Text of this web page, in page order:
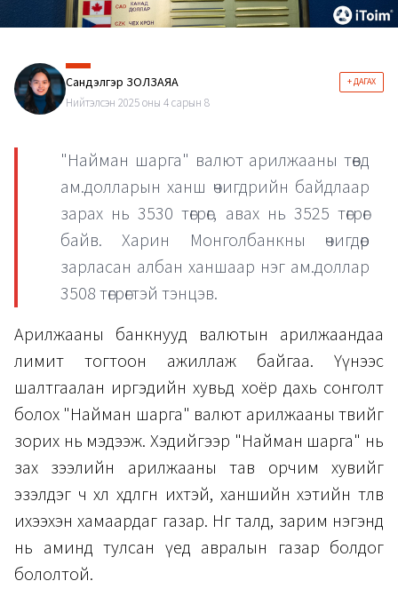
Сандэлгэр ЗОЛЗАЯА + ДАГАХ
Нийтэлсэн 2025 оны 4 сарын 8
"Найман шарга" валют арилжааны төвд
ам.долларын ханш өчигдрийн байдлаар
зарах нь 3530 төгрөг, авах нь 3525 төгрөг
байв. Харин Монголбанкны өчигдөр
зарласан албан ханшаар нэг ам.доллар
3508 төгрөгтэй тэнцэв.
Арилжааны банкнууд валютын арилжаандаа
лимит тогтоон ажиллаж байгаа. Үүнээс
шалтгаалан иргэдийн хувьд хоёр дахь сонголт
болох "Найман шарга" валют арилжааны төвийг
зорих нь мэдээж. Хэдийгээр "Найман шарга" нь
зах зээлийн арилжааны тав орчим хувийг
эзэлдэг ч хөл хөдөлгөөн ихтэй, ханшийн хэтийн төлөв
ихээхэн хамаардаг газар. Нөгөө талд, зарим нэгэнд
нь аминд тулсан үед авралын газар болдог
бололтой.